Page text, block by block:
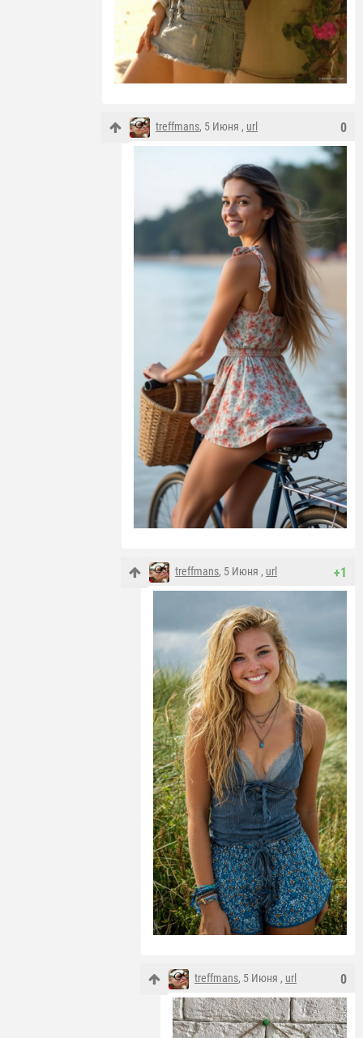
0
treffmans, 5 Июня , url
+1
treffmans, 5 Июня , url
0
treffmans, 5 Июня , url